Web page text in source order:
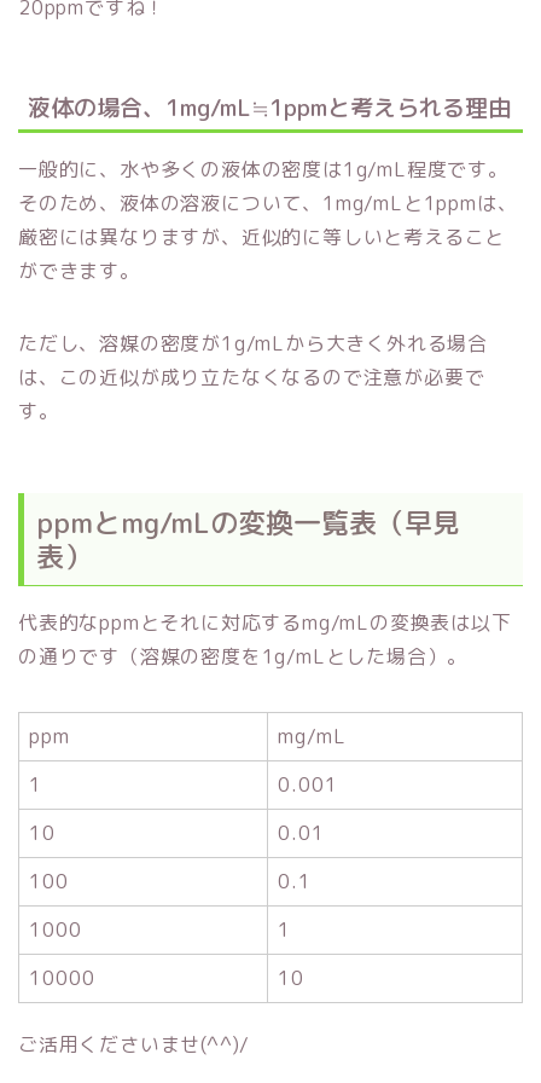
20ppmですね！
液体の場合、1mg/mL≒1ppmと考えられる理由
一般的に、水や多くの液体の密度は1g/mL程度です。
そのため、液体の溶液について、1mg/mLと1ppmは、
厳密には異なりますが、近似的に等しいと考えること
ができます。
ただし、溶媒の密度が1g/mLから大きく外れる場合
は、この近似が成り立たなくなるので注意が必要で
す。
ppmとmg/mLの変換一覧表（早見
表）
代表的なppmとそれに対応するmg/mLの変換表は以下
の通りです（溶媒の密度を1g/mLとした場合）。
ppm
mg/mL
1
0.001
10
0.01
100
0.1
1000
1
10000
10
ご活用くださいませ(^^)/